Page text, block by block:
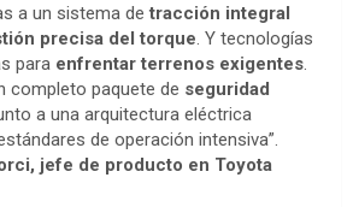
a un sistema detracción integral
precisa del torque. Y tecnologías
para enfrentar terrenos exigentes.
completo paquete de seguridad
a una arquitectura eléctrica
de operación intensiva”.
jefe de producto en Toyota